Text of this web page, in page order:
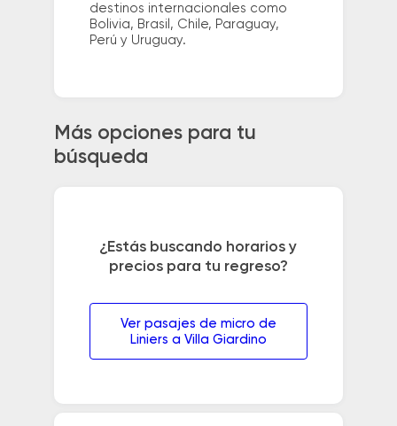
destinos internacionales como
Bolivia, Brasil, Chile, Paraguay,
Perú y Uruguay.
Más opciones para tu
búsqueda
¿Estás buscando horarios y
precios para tu regreso?
Ver pasajes de micro de
Liniers a Villa Giardino